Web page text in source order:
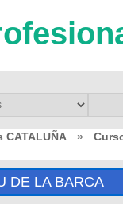
CATALUÑA »
DE LA BARCA